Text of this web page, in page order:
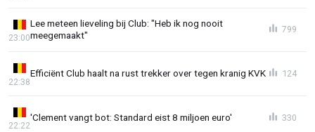
Lee meteen lieveling bij Club: "Heb ik nog nooit
meegemaakt"
23:00
799
Efficiënt Club haalt na rust trekker over tegen kranig KVK
22:38
124
'Clement vangt bot: Standard eist 8 miljoen euro'
22:22
330